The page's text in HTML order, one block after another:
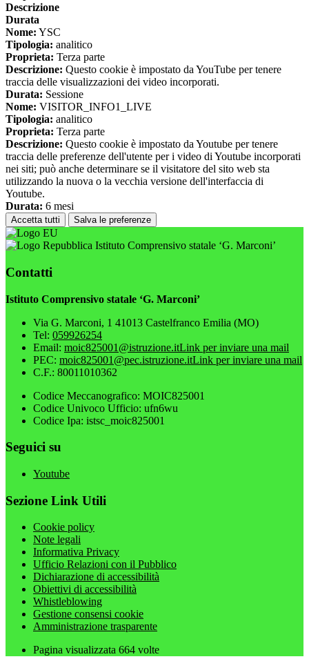
Descrizione
Durata
Nome: YSC
Tipologia: analitico
Proprieta: Terza parte
Descrizione: Questo cookie è impostato da YouTube per tenere
traccia delle visualizzazioni dei video incorporati.
Durata: Sessione
Nome: VISITOR_INFO1_LIVE
Tipologia: analitico
Proprieta: Terza parte
Descrizione: Questo cookie è impostato da Youtube per tenere
traccia delle preferenze dell'utente per i video di Youtube incorporati
nei siti; può anche determinare se il visitatore del sito web sta
utilizzando la nuova o la vecchia versione dell'interfaccia di
Youtube.
Durata: 6 mesi
Accetta tutti Salva le preferenze
Istituto Comprensivo statale ‘G. Marconi’
Contatti
Istituto Comprensivo statale ‘G. Marconi’
Via G. Marconi, 1 41013 Castelfranco Emilia (MO)
Tel: 059926254
Email: moic825001@istruzione.itLink per inviare una mail
PEC: moic825001@pec.istruzione.itLink per inviare una mail
C.F.: 80011010362
Codice Meccanografico: MOIC825001
Codice Univoco Ufficio: ufn6wu
Codice Ipa: istsc_moic825001
Seguici su
Youtube
Sezione Link Utili
Cookie policy
Note legali
Informativa Privacy
Ufficio Relazioni con il Pubblico
Dichiarazione di accessibilità
Obiettivi di accessibilità
Whistleblowing
Gestione consensi cookie
Amministrazione trasparente
Pagina visualizzata 664 volte